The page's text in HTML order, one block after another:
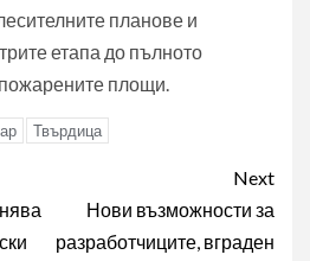
планове и
етапа до пълното
площи.
Твърдица
Next
Нови възможности за
разработчиците, вграден